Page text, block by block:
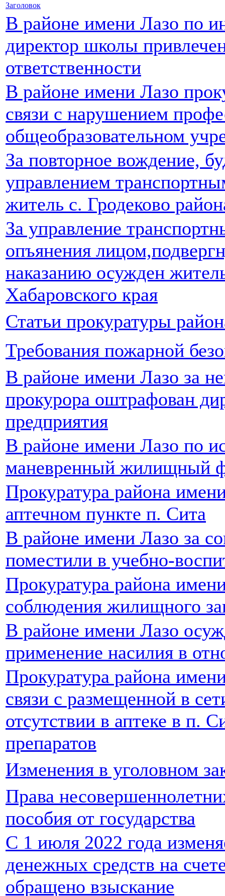
Заголовок
В районе имени Лазо по
директор школы
ответственности
В районе имени Лазо
связи с нарушением
общеобразовательном
За повторное вождение,
управлением
житель с. Гродеково
За управление
опъянения
наказанию осужден
Хабаровского края
Статьи прокуратуры
Требования пожарной
В районе имени Лазо за
прокурора оштрафован
предприятия
В районе имени Лазо по
маневренный жилищный
Прокуратура района
аптечном пункте п. Сита
В районе имени Лазо за
поместили в учебно-
Прокуратура района
соблюдения жилищного
В районе имени Лазо
применение насилия в
Прокуратура района
связи с размещенной в
отсутствии в аптеке в п.
препаратов
Изменения в уголовном
Права
пособия от государства
С 1 июля 2022 года
денежных средств на
обращено взыскание